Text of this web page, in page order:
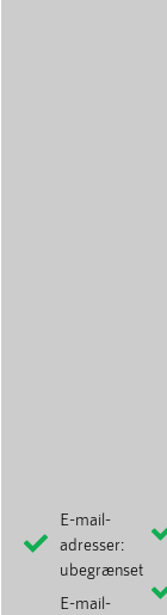
E-mail-
adresser:
ubegrænset
E-mail-